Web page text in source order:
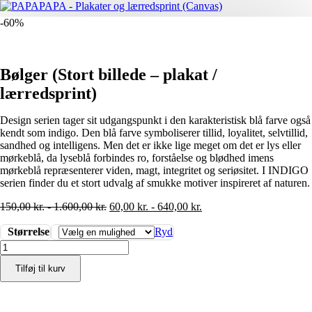
-60%
Bølger (Stort billede – plakat /
lærredsprint)
Design serien tager sit udgangspunkt i den karakteristisk blå farve også
kendt som indigo. Den blå farve symboliserer tillid, loyalitet, selvtillid,
sandhed og intelligens. Men det er ikke lige meget om det er lys eller
mørkeblå, da lyseblå forbindes ro, forståelse og blødhed imens
mørkeblå repræsenterer viden, magt, integritet og seriøsitet. I INDIGO
serien finder du et stort udvalg af smukke motiver inspireret af naturen.
150,00kr.-1.600,00kr. 60,00 kr. - 640,00 kr.
Størrelse
Ryd
Bølger
(Stort
billede
-
Tilføj til kurv